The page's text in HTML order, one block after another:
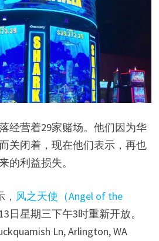
经营着29家赌场。他们因为华
关闭着，现在他们表示，再也
的利益损失。
风之天使（Angel of the
日星期三下午3时重新开放。
Ln, Arlington, WA